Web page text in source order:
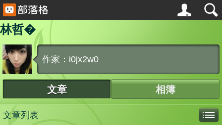
林哲�
作家：i0jx2w0
文章 相簿
文章列表